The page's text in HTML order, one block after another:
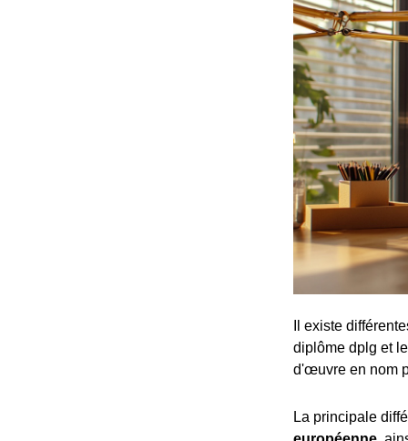
Il existe
diplôme dplg et
d'œuvre en nom
La principale